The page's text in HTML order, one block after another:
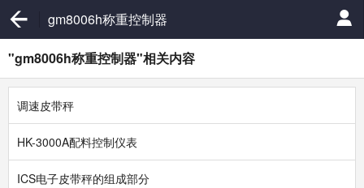
gm8006h称重控制器
"gm8006h称重控制器"相关内容
调速皮带秤
HK-3000A配料控制仪表
ICS电子皮带秤的组成部分